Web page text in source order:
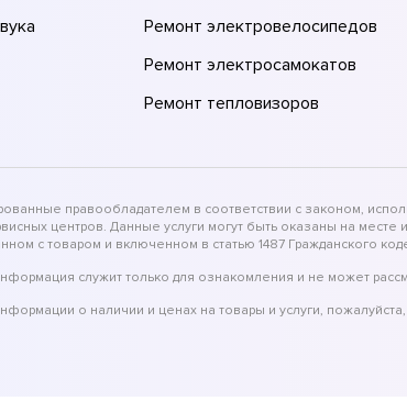
Ремонт электровелосипедов
Ремонт электросамокатов
Ремонт тепловизоров
правообладателем в соответствии с законом,
центров. Данные услуги могут быть оказаны на
с товаром и включенном в статью 1487 Гражданского
служит только для ознакомления и не может
о наличии и ценах на товары и услуги,